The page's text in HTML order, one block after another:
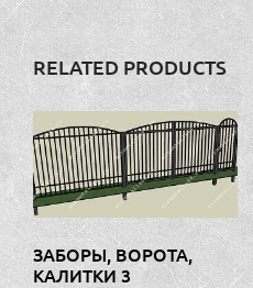
RELATED PRODUCTS
ЗАБОРЫ, ВОРОТА,
КАЛИТКИ 3